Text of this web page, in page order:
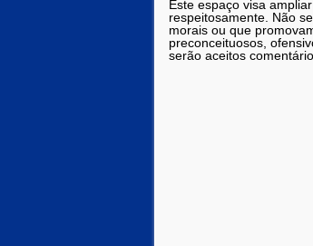
Este espaço visa
respeitosamente. Não
morais ou que
preconceituosos,
serão aceitos